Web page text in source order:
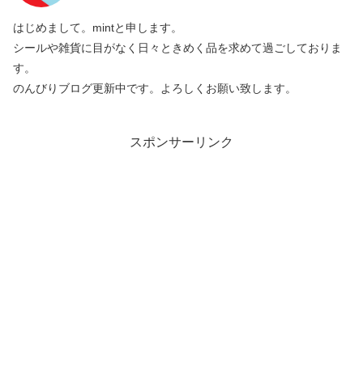
はじめまして。mintと申します。
シールや雑貨に目がなく日々ときめく品を求めて過ごしておりま
す。
のんびりブログ更新中です。よろしくお願い致します。
スポンサーリンク